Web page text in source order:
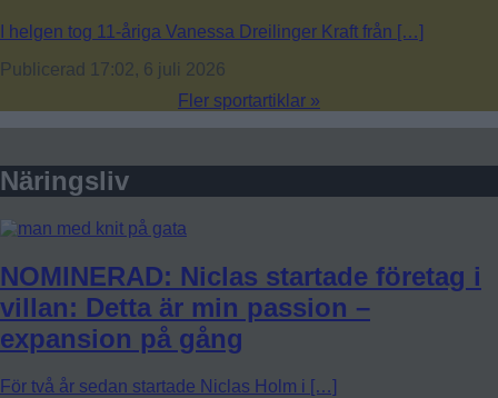
I helgen tog 11-åriga Vanessa Dreilinger Kraft från […]
Publicerad 17:02, 6 juli 2026
Fler sportartiklar »
Näringsliv
NOMINERAD: Niclas startade företag i
villan: Detta är min passion –
expansion på gång
För två år sedan startade Niclas Holm i […]